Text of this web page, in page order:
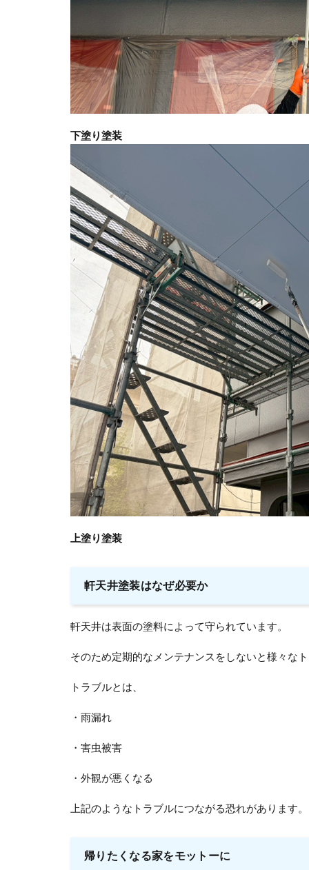
下塗り塗装
上塗り塗装
軒天井塗装はなぜ必要か
軒天井は表面の塗料によって守られています。
そのため定期的なメンテナンスをしないと様々な
トラブルとは、
・雨漏れ
・害虫被害
・外観が悪くなる
上記のようなトラブルにつながる恐れがあります。
帰りたくなる家をモットーに